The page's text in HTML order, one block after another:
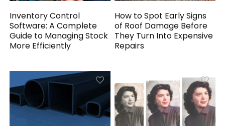
Inventory Control
Software: A Complete
Guide to Managing Stock
More Efficiently
How to Spot Early Signs
of Roof Damage Before
They Turn Into Expensive
Repairs